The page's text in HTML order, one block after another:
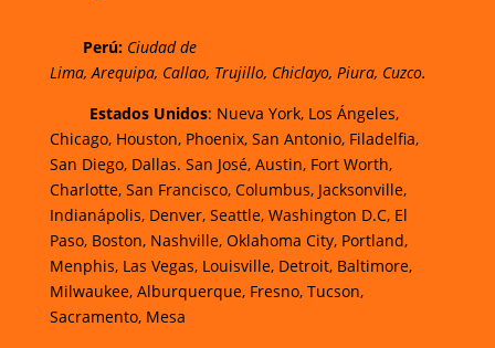
Perú: Ciudad de
Lima, Arequipa, Callao, Trujillo, Chiclayo, Piura, Cuzco.
Estados Unidos: Nueva York, Los Ángeles,
Chicago, Houston, Phoenix, San Antonio, Filadelfia,
San Diego, Dallas. San José, Austin, Fort Worth,
Charlotte, San Francisco, Columbus, Jacksonville,
Indianápolis, Denver, Seattle, Washington D.C, El
Paso, Boston, Nashville, Oklahoma City, Portland,
Menphis, Las Vegas, Louisville, Detroit, Baltimore,
Milwaukee, Alburquerque, Fresno, Tucson,
Sacramento, Mesa